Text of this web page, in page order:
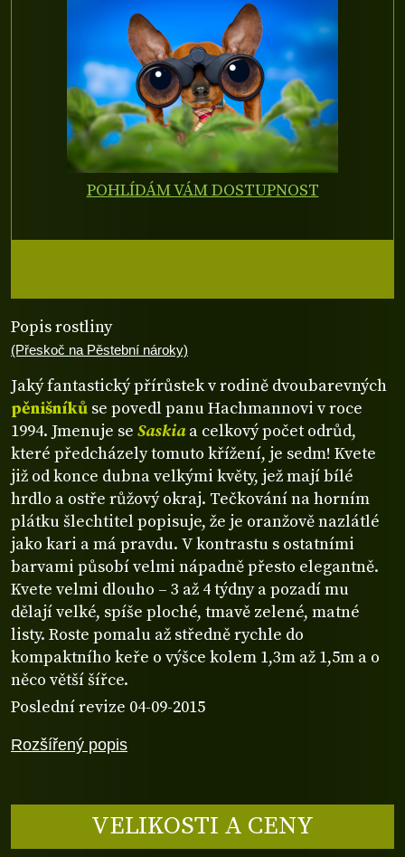
Rozšířený popis
Popis rostliny
(Přeskoč na Pěstební nároky)
Jaký fantastický přírůstek v rodině dvoubarevných
pěnišníků se povedl panu Hachmannovi v roce
1994. Jmenuje se Saskiaa celkový počet odrůd,
které předcházely tomuto křížení, je sedm! Kvete
již od konce dubna velkými květy, jež mají bílé
hrdlo a ostře růžový okraj. Tečkování na horním
plátku šlechtitel popisuje, že je oranžově nazlátlé
jako kari a má pravdu. V kontrastu s ostatními
barvami působí velmi nápadně přesto elegantně.
Kvete velmi dlouho – 3 až 4 týdny a pozadí mu
dělají velké, spíše ploché, tmavě zelené, matné
listy. Roste pomalu až středně rychle do
kompaktního keře o výšce kolem 1,3m až 1,5m a o
něco větší šířce.
Poslední revize 04-09-2015
VELIKOSTI A CENY
POHLÍDÁM VÁM DOSTUPNOST